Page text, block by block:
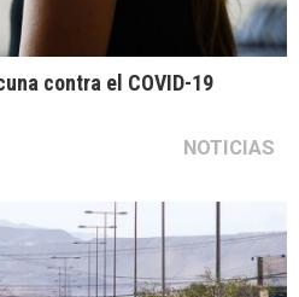
contra el COVID-19
NOTICIAS